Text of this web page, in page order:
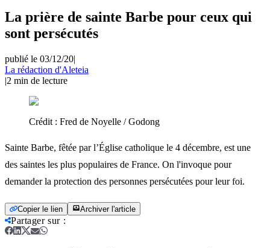
La prière de sainte Barbe pour ceux qui
sont persécutés
publié le 03/12/20|
La rédaction d'Aleteia
|2 min de lecture
Crédit : Fred de Noyelle / Godong
Sainte Barbe, fêtée par l’Église catholique le 4 décembre, est une
des saintes les plus populaires de France. On l'invoque pour
demander la protection des personnes persécutées pour leur foi.
Copier le lien Archiver l'article
Partager sur: